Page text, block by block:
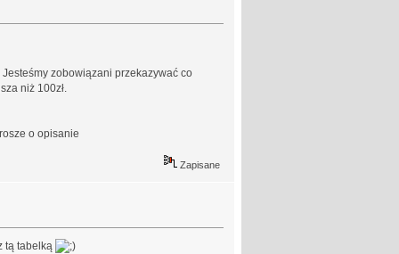
zobowiązani przekazywać co
niż 100zł.
o opisanie
Zapisane
tą tabelką